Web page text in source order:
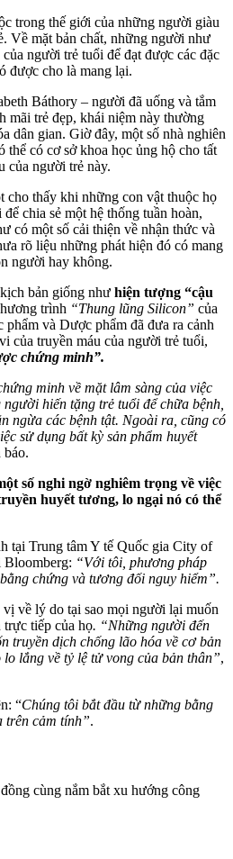
trong thế giới của những người giàu
Về mặt bản chất, những người như
người trẻ tuổi để đạt được các đặc
được cho là mang lại.
Báthory – người đã uống và tắm
mãi trẻ đẹp, khái niệm này thường
dân gian. Giờ đây, một số nhà nghiên
thể có cơ sở khoa học ủng hộ cho tất
của người trẻ này.
cho thấy khi những con vật thuộc họ
chia sẻ một hệ thống tuần hoàn,
có một số cải thiện về nhận thức và
rõ liệu những phát hiện đó có mang
người hay không.
bản giống như hiện tượng “cậu
trình “Thung lũng Silicon” của
và Dược phẩm đã đưa ra cảnh
của truyền máu của người trẻ tuổi,
chứng minh”.
minh về mặt lâm sàng của việc
hiến tặng trẻ tuổi để chữa bệnh,
ngừa các bệnh tật. Ngoài ra, cũng có
sử dụng bất kỳ sản phẩm huyết
số nghi ngờ nghiêm trọng về việc
huyết tương, lo ngại nó có thể
tại Trung tâm Y tế Quốc gia City of
Bloomberg: “Với tôi, phương pháp
chứng và tương đối nguy hiểm”.
về lý do tại sao mọi người lại muốn
tiếp của họ. “Những người đến
truyền dịch chống lão hóa về cơ bản
lắng về tỷ lệ tử vong của bản thân”,
“Chúng tôi bắt đầu từ những bằng
trên cảm tính”.
cùng nắm bắt xu hướng công